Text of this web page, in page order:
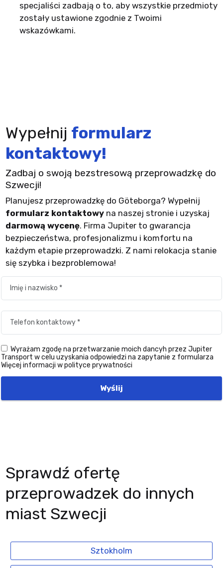
specjaliści zadbają o to, aby wszystkie przedmioty
zostały ustawione zgodnie z Twoimi
wskazówkami.
Wypełnij formularz
kontaktowy!
Zadbaj o swoją bezstresową przeprowadzkę do
Szwecji!
Planujesz przeprowadzkę do Göteborga? Wypełnij
formularz kontaktowyna naszej stronie i uzyskaj
darmową wycenę. Firma Jupiter to gwarancja
bezpieczeństwa, profesjonalizmu i komfortu na
każdym etapie przeprowadzki. Z nami relokacja stanie
się szybka i bezproblemowa!
Wyrażam zgodę na przetwarzanie moich dancyh przez Jupiter
Transport w celu uzyskania odpowiedzi na zapytanie z formularza
Więcej informacji w polityce prywatności
Wyślij
Sprawdź ofertę
przeprowadzek do innych
miast Szwecji
Sztokholm